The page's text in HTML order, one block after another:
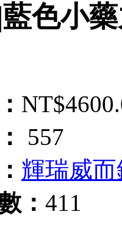
色小
557
輝瑞威
： 411